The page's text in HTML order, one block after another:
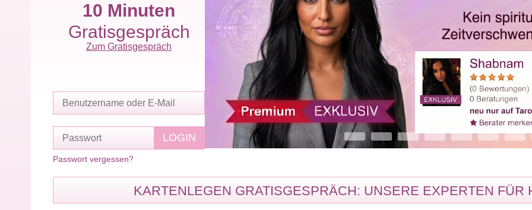
10 Minuten
Gratisgespräch
Zum Gratisgespräch
Passwort vergessen?
KARTENLEGEN GRATISGESPRÄCH: UNSERE EXPERTEN FÜR